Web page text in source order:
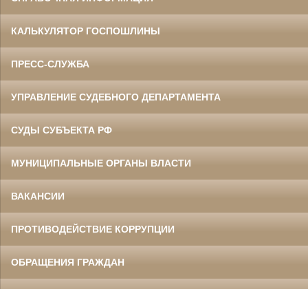
КАЛЬКУЛЯТОР ГОСПОШЛИНЫ
ПРЕСС-СЛУЖБА
УПРАВЛЕНИЕ СУДЕБНОГО ДЕПАРТАМЕНТА
СУДЫ СУБЪЕКТА РФ
МУНИЦИПАЛЬНЫЕ ОРГАНЫ ВЛАСТИ
ВАКАНСИИ
ПРОТИВОДЕЙСТВИЕ КОРРУПЦИИ
ОБРАЩЕНИЯ ГРАЖДАН